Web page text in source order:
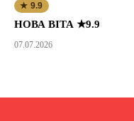
★ 9.9
НОВА ВІТА ★9.9
07.07.2026